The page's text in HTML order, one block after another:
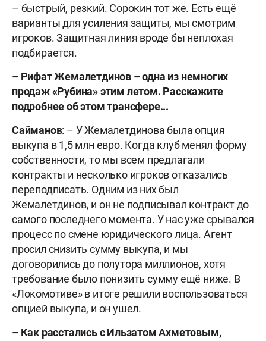
– быстрый, резкий. Сорокин тот же. Есть ещё
варианты для усиления защиты, мы смотрим
игроков. Защитная линия вроде бы неплохая
подбирается.
– Рифат Жемалетдинов – одна из немногих
продаж «Рубина» этим летом. Расскажите
подробнее об этом трансфере...
Сайманов: – У Жемалетдинова была опция
выкупа в 1,5 млн евро. Когда клуб менял форму
собственности, то мы всем предлагали
контракты и несколько игроков отказались
переподписать. Одним из них был
Жемалетдинов, и он не подписывал контракт до
самого последнего момента. У нас уже срывался
процесс по смене юридического лица. Агент
просил снизить сумму выкупа, и мы
договорились до полутора миллионов, хотя
требование было понизить сумму ещё ниже. В
«Локомотиве» в итоге решили воспользоваться
опцией выкупа, и он ушел.
– Как расстались с Ильзатом Ахметовым,